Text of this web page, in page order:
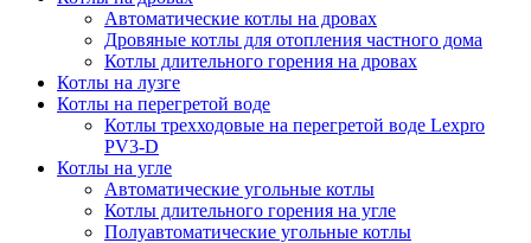
Автоматические котлы на дровах
Дровяные котлы для отопления частного дома
Котлы длительного горения на дровах
Котлы на лузге
Котлы на перегретой воде
Котлы трехходовые на перегретой воде Lexpro
PV3-D
Котлы на угле
Автоматические угольные котлы
Котлы длительного горения на угле
Полуавтоматические угольные котлы